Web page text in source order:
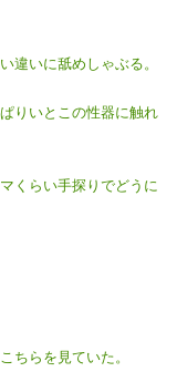
違いに舐めしゃぶる。
りいとこの性器に触れ
くらい手探りでどうに
ちらを見ていた。